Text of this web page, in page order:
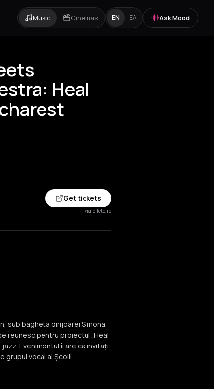
Music Cinemas EN ΕΛ Ask Mood
Heal
Get tickets
via bilete.ro
sub bagheta dirijoarei Simona
reunesc pentru proiectul „Heal
Evenimentul îi are ca invitați
grupul vocal al Școlii